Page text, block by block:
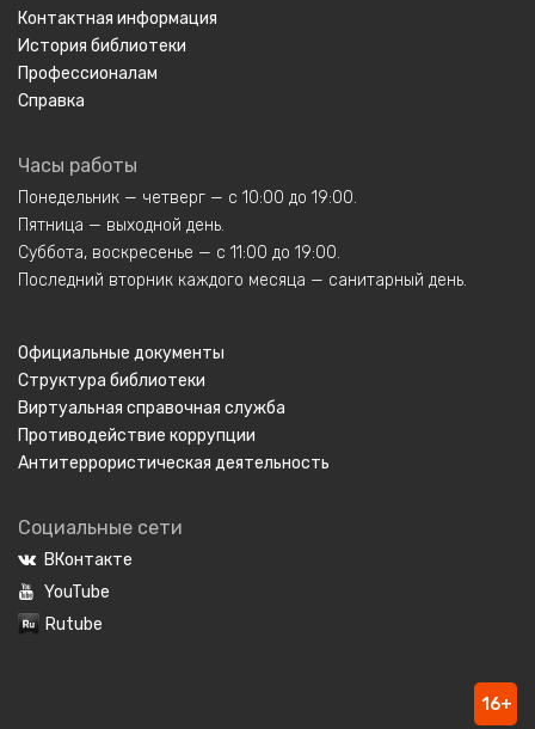
Контактная информация
История библиотеки
Профессионалам
Справка
Часы работы
Понедельник — четверг — с 10:00 до 19:00.
Пятница — выходной день.
Суббота, воскресенье — с 11:00 до 19:00.
Последний вторник каждого месяца — санитарный день.
Официальные документы
Структура библиотеки
Виртуальная справочная служба
Противодействие коррупции
Антитеррористическая деятельность
Социальные сети
ВКонтакте
YouTube
Rutube
16+